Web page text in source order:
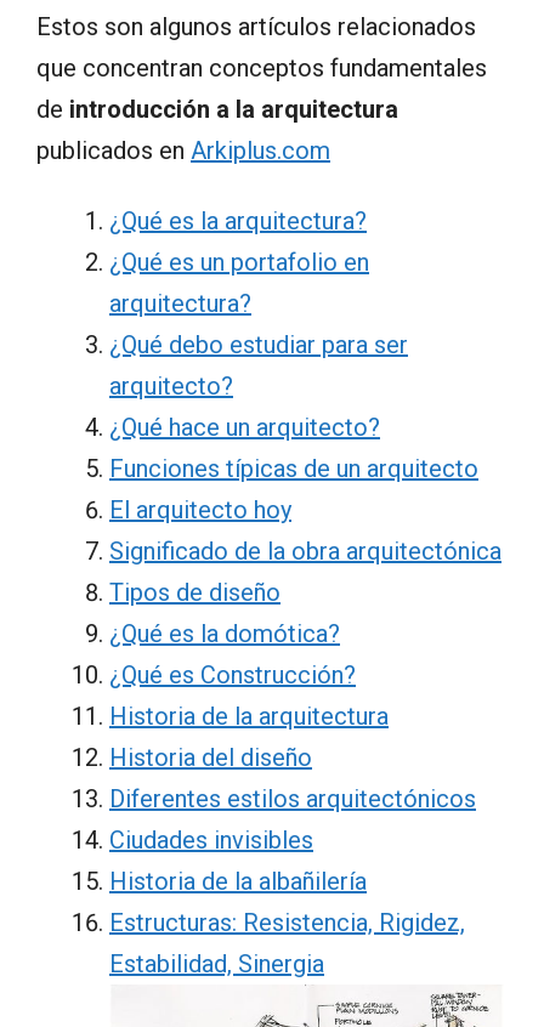
Estos son algunos artículos relacionados
que concentran conceptos fundamentales
de introducción a la arquitectura
publicados en Arkiplus.com
¿Qué es la arquitectura?
¿Qué es un portafolio en
arquitectura?
¿Qué debo estudiar para ser
arquitecto?
¿Qué hace un arquitecto?
Funciones típicas de un arquitecto
El arquitecto hoy
Significado de la obra arquitectónica
Tipos de diseño
¿Qué es la domótica?
¿Qué es Construcción?
Historia de la arquitectura
Historia del diseño
Diferentes estilos arquitectónicos
Ciudades invisibles
Historia de la albañilería
Estructuras: Resistencia, Rigidez,
Estabilidad, Sinergia